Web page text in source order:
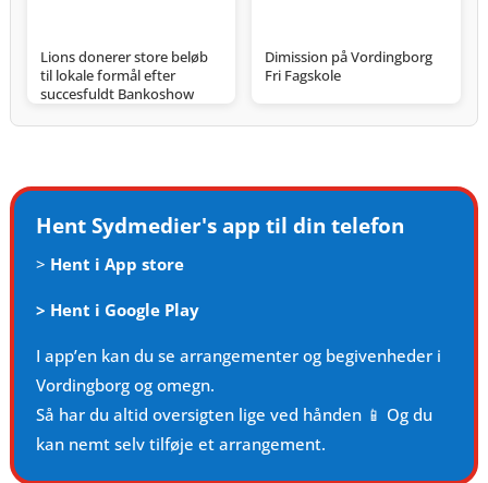
Lions donerer store beløb
til lokale formål efter
succesfuldt Bankoshow
Dimission på Vordingborg
Fri Fagskole
Hent Sydmedier's app til din telefon
> Hent i App store
> Hent i Google Play
I app’en kan du se arrangementer og begivenheder i
Vordingborg og omegn.
Så har du altid oversigten lige ved hånden 📱 Og du
kan nemt selv tilføje et arrangement.